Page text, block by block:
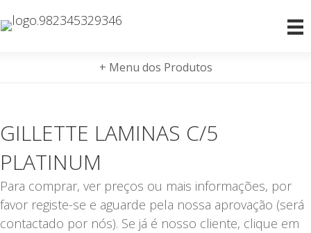
+ Menu dos Produtos
GILLETTE LAMINAS C/5
PLATINUM
Para comprar, ver preços ou mais informações, por
favor registe-se e aguarde pela nossa aprovação (será
contactado por nós). Se já é nosso cliente, clique em